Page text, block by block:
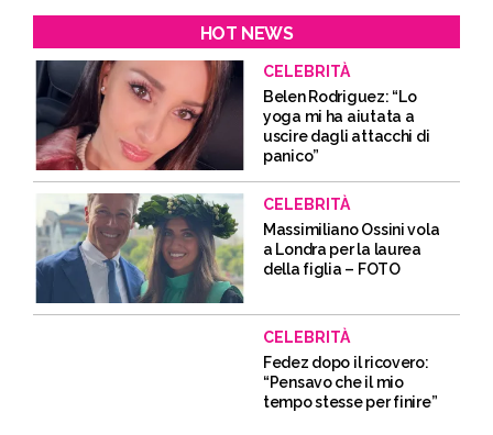
HOT NEWS
CELEBRITÀ
Belen Rodriguez: “Lo
yoga mi ha aiutata a
uscire dagli attacchi di
panico”
CELEBRITÀ
Massimiliano Ossini vola
a Londra per la laurea
della figlia – FOTO
CELEBRITÀ
Fedez dopo il ricovero:
“Pensavo che il mio
tempo stesse per finire”